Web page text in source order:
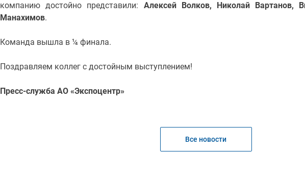
компанию достойно представили: Алексей Волков, Николай Вартанов,
Манахимов.
Команда вышла в ¼ финала.
Поздравляем коллег с достойным выступлением!
Пресс-служба АО «Экспоцентр»
Все новости